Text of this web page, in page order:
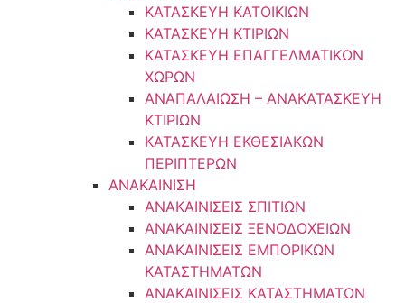
ΚΑΤΑΣΚΕΥΗ ΚΑΤΟΙΚΙΩΝ
ΚΑΤΑΣΚΕΥΗ ΚΤΙΡΙΩΝ
ΚΑΤΑΣΚΕΥΗ ΕΠΑΓΓΕΛΜΑΤΙΚΩΝ
ΧΩΡΩΝ
ΑΝΑΠΑΛΑΙΩΣΗ – ΑΝΑΚΑΤΑΣΚΕΥΗ
ΚΤΙΡΙΩΝ
ΚΑΤΑΣΚΕΥΗ ΕΚΘΕΣΙΑΚΩΝ
ΠΕΡΙΠΤΕΡΩΝ
ΑΝΑΚΑΙΝΙΣΗ
ΑΝΑΚΑΙΝΙΣΕΙΣ ΣΠΙΤΙΩΝ
ΑΝΑΚΑΙΝΙΣΕΙΣ ΞΕΝΟΔΟΧΕΙΩΝ
ΑΝΑΚΑΙΝΙΣΕΙΣ ΕΜΠΟΡΙΚΩΝ
ΚΑΤΑΣΤΗΜΑΤΩΝ
ΑΝΑΚΑΙΝΙΣΕΙΣ ΚΑΤΑΣΤΗΜΑΤΩΝ